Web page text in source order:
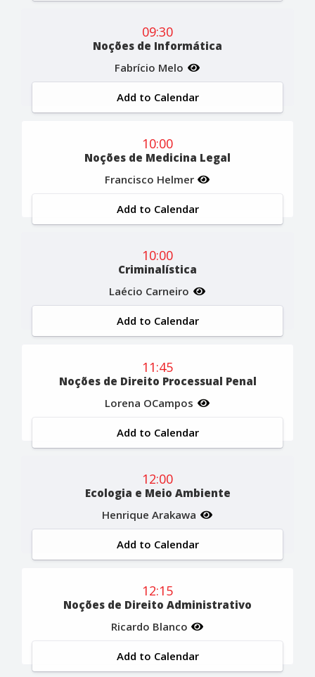
09:30
Noções de Informática
Fabrício Melo
Add to Calendar
10:00
Noções de Medicina Legal
Francisco Helmer
Add to Calendar
10:00
Criminalística
Laécio Carneiro
Add to Calendar
11:45
Noções de Direito Processual Penal
Lorena OCampos
Add to Calendar
12:00
Ecologia e Meio Ambiente
Henrique Arakawa
Add to Calendar
12:15
Noções de Direito Administrativo
Ricardo Blanco
Add to Calendar